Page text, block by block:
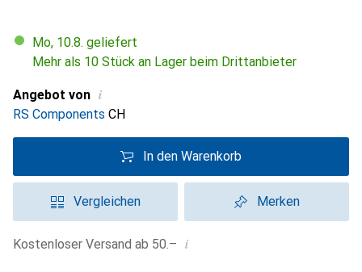
Mo, 10.8. geliefert
Mehr als 10 Stück an Lager beim Drittanbieter
Angebot von i
RS Components CH
In den Warenkorb
Vergleichen Merken
Kostenloser Versand ab 50.– i